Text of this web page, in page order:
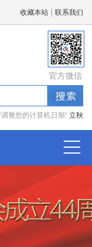
收藏本站 联系我们
官方微信
整您的计算机日期! 立秋